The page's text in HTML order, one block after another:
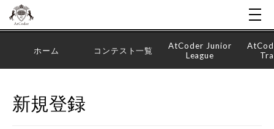
ホーム コンテスト一覧
AtCoder Junior
League
新規登録